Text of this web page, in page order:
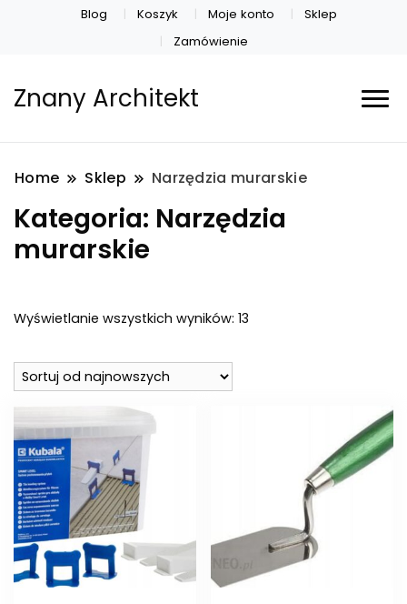
Blog Koszyk Moje konto
Sklep
Zamówienie
Znany Architekt
Home Sklep Narzędzia murarskie
Kategoria: Narzędzia
murarskie
Wyświetlanie wszystkich wyników: 13